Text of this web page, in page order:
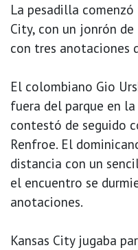
La pesadilla
City, con un jonrón de
con tres anotaciones
El colombiano Gio
fuera del parque en
contestó de seguido
Renfroe. El
distancia con un
el encuentro se
anotaciones.
Kansas City jugaba